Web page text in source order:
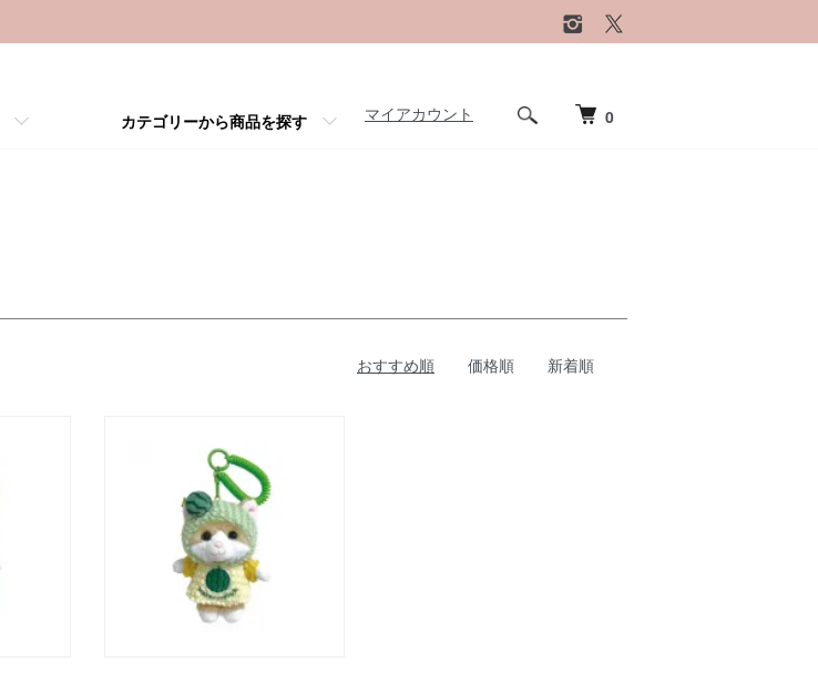
マイアカウント 0
カテゴリーから商品を探す
おすすめ順 価格順 新着順